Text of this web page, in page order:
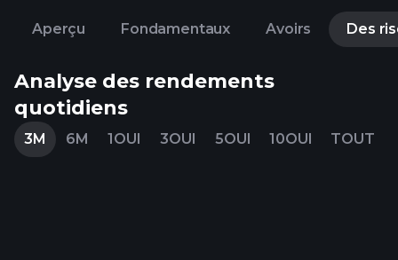
Aperçu Fondamentaux Avoirs Des
Analyse des rendements
quotidiens
3M 6M 1OUI 3OUI 5OUI 10OUI TOUT